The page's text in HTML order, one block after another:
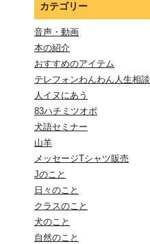
カテゴリー
音声・動画
本の紹介
おすすめのアイテム
テレフォンわんわん人生相談
人イヌにあう
83ハチミツオポ
犬語セミナー
山羊
メッセージTシャツ販売
Jのこと
日々のこと
クラスのこと
犬のこと
自然のこと